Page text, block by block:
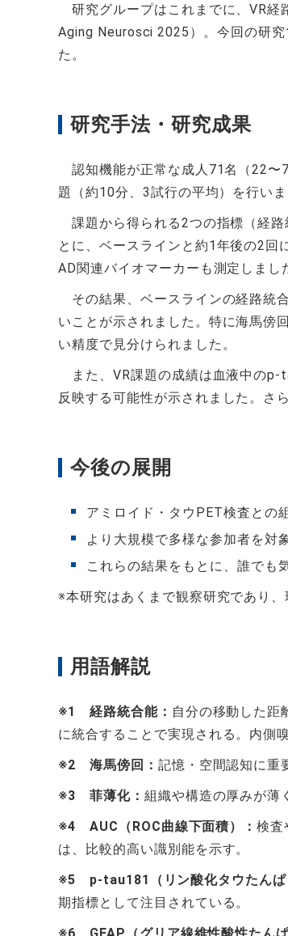
研究グループはこれまでに、VR経
Aging Neurosci 2025）。今回の研
た。
研究手法・研究成果
認知機能が正常な成人71名（22〜
題（約10分、3試行の平均）を行いま
課題から得られる2つの指標（経路
とに、ベースラインと約1年後の2回
AD関連バイオマーカーも測定しまし
その結果、ベースラインの経路統
いことが示されました。特に海馬傍
い精度で見分けられました。
また、VR課題の成績は血液中のp-
反映する可能性が示されました。さ
今後の展開
アミロイド・タウPET検査との
より大規模で多様な参加者を対
これらの結果をもとに、誰でも
※本研究はあくまで観察研究であり
用語解説
※1 経路統合能： 自分の移動した距
に統合することで実現される。内側
※2 海馬傍回： 記憶・空間認知に重
※3 菲薄化： 組織や構造の厚みが薄
※4 AUC（ROC曲線下面積）：検査
は、比較的高い識別能を示す。
※5 p-tau181（リン酸化タウたんぱ
期指標として注目されている。
※6 GFAP（グリア線維性酸性たんぱ